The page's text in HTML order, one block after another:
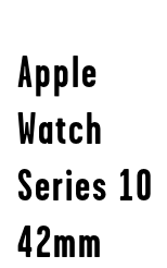
Apple
Watch
Series 10
42mm